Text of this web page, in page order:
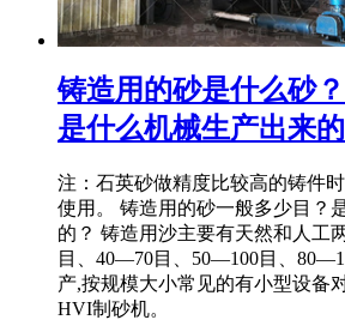
铸造用的砂是什么砂
是什么机械生产出来
注：石英砂做精度比较高的铸件
使用。 铸造用的砂一般多少目？
的？ 铸造用沙主要有天然和人工
目、40—70目、50—100目、
产,按规模大小常见的有小型设备
HVI制砂机。